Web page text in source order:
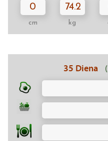
0
cm
74.2
kg
35 Diena